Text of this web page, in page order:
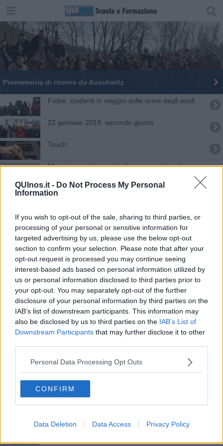
QUInos.it - Do Not Process My Personal
Information
If you wish to opt-out of the sale, sharing to third parties, or
processing of your personal or sensitive information for
targeted advertising by us, please use the below opt-out
section to confirm your selection. Please note that after your
opt-out request is processed you may continue seeing
interest-based ads based on personal information utilized by
us or personal information disclosed to third parties prior to
your opt-out. You may separately opt-out of the further
disclosure of your personal information by third parties on the
IAB’s list of downstream participants. This information may
also be disclosed by us to third parties on the IAB’s List of
Downstream Participants that may further disclose it to other
Personal Data Processing Opt Outs
CONFIRM
Data Deletion Data Access Privacy Policy
Promemoria di ritorno da Auschwitz
Foibe, studenti in viaggio sulle orme degli esuli
22 gennaio 2019: secondo giorno
​Touch
Memoria, un treno virtuale per non dimenticare
Il Foresi non dimentica il Giorno della Memoria
Liliana Segre ospite alla Cittadella della Pace
Giorno della Memoria alla Media Pascoli - VIDEO
23 gennaio 2019: terzo giorno
21 gennaio 2019: primo giorno
​Treno della Memoria 2019
​Ugo Caffaz consulente regionale per la Memoria
Ai liceali i premi per la Memoria
Intervista immaginaria a Simone Veil
Memoria, le iniziative dell'Università di Firenze